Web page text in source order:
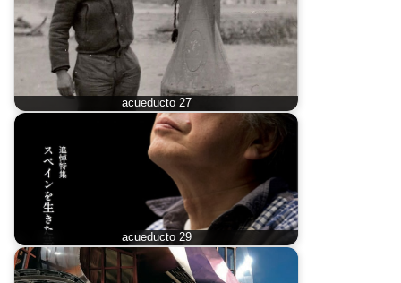
acueducto 27
acueducto 29